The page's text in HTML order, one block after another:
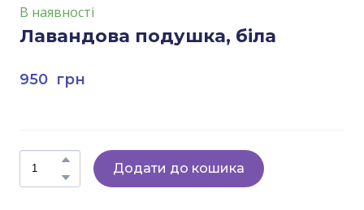
В наявності
Лавандова подушка, біла
950  грн
Додати до кошика